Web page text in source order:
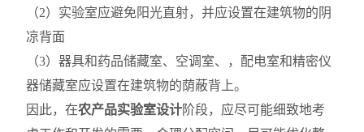
（2）实验室应避免阳光直射，并应设置在建筑物的阴
凉背面
（3）器具和药品储藏室、空调室、，配电室和精密仪
器储藏室应设置在建筑物的荫蔽背上。
因此，在农产品实验室设计阶段，应尽可能细致地考